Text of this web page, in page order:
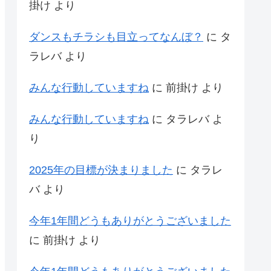
掛け より
ダンスもチラシも目立ってなんぼ？ に タ
ラレバより
みんな行動していますね に 前掛け より
みんな行動していますね に タラレバよ
り
2025年の目標が決まりました に タラレ
バより
今年1年間どうもありがとうございました
に 前掛け より